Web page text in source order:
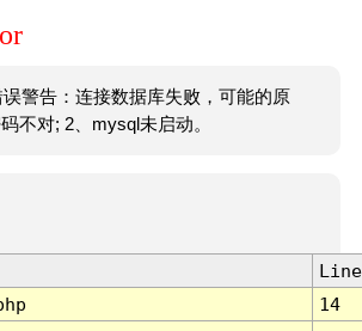
警告：连接数据库失败，可能的原
不对; 2、mysql未启动。
Line
14